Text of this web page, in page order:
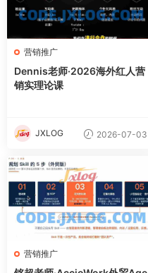
营销推广
Dennis老师·2026海外红人营
销实理论课
JXLOG 2026-07-03
营销推广